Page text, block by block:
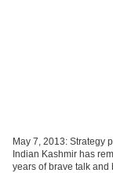
May 7, 2013: Strategy
Indian Kashmir has
years of brave talk and